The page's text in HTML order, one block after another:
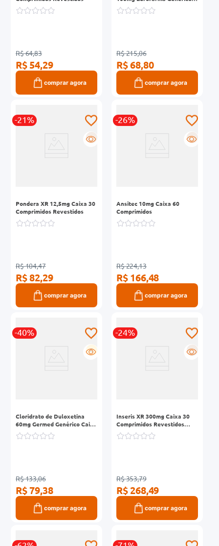
R$ 64,83
R$ 54,29
comprar agora
Caixa 30 Comprimidos
Revestidos
R$ 215,06
R$ 68,80
comprar agora
-21%
R
Pondera XR 12,5mg Caixa 30
Comprimidos Revestidos
R$ 104,47
R$ 82,29
comprar agora
-26%
R
Ansitec 10mg Caixa 60
Comprimidos
R$ 224,13
R$ 166,48
comprar agora
-40%
G
Cloridrato de Duloxetina
60mg Germed Genérico Caixa
30 Cápsulas de Liberação
Prolongada
R$ 133,06
R$ 79,38
comprar agora
-24%
R
Inseris XR 300mg Caixa 30
Comprimidos Revestidos
Liberação Prolongada
R$ 353,79
R$ 268,49
comprar agora